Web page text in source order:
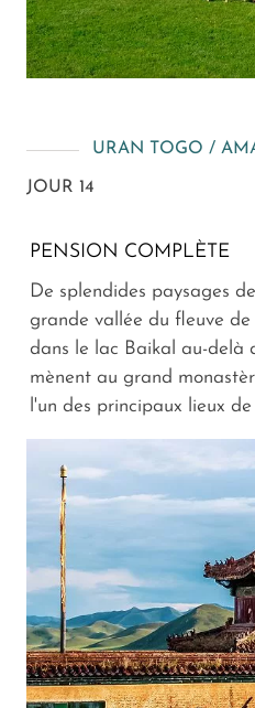
URAN TOGO /
JOUR 14
PENSION COMPLÈTE
De splendides paysages
grande vallée du fleuve
dans le lac Baikal au-delà
mènent au grand
l'un des principaux lieux